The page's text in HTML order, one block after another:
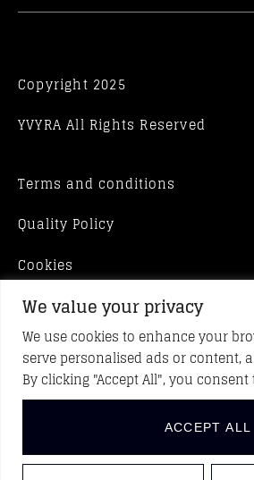
We value your privacy
We use cookies to enhance your
serve personalised ads or content,
By clicking "Accept All", you
ACCEPT ALL
Copyright 2025
YVYRA All Rights Reserved
Terms and conditions
Quality Policy
Cookies